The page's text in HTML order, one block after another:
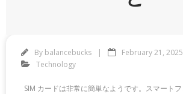
By balancebucks
February 21, 2025
Technology
SIM カードは非常に簡単なようです。スマート